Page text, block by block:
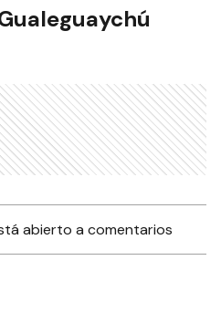
abierto a comentarios